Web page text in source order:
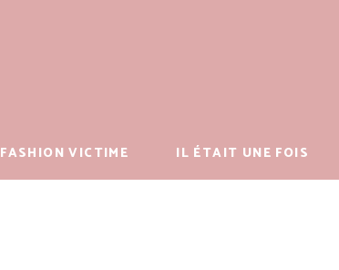
FASHION VICTIME IL ÉTAIT UNE FOIS